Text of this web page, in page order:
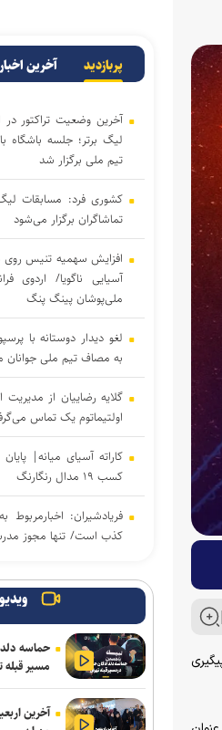
پربازدید آخرین اخبار
آخرین وضعیت تراکتور
لیگ برتر؛ جلسه باشگاه
تیم ملی برگزار شد
کشوری فرد: مسابقات
تماشاگران برگزار می‌شود
افزایش سهمیه تنیس روی
آسیایی ناگویا/ اردوی
ملی‌پوشان پینگ پنگ
لغو دیدار دوستانه با
به مصاف تیم ملی جوانان
گلایه رضاییان از
اولتیماتوم یک تماس
کاراته آسیای میانه|
کسب ۱۹ مدال رنگارنگ
فریادشیران: اخبارمربوط
کذب است/ تنها مجوز
بخشی: فرجی مدالی با
آسیایی و المپیک بدرخشد
انتصاب دبیر جدید
تقوی: دیر شروع کردیم و
ویدیو
حماسه
مسیر قبله
آخرین